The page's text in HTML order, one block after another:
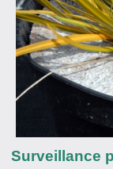
Surveillance